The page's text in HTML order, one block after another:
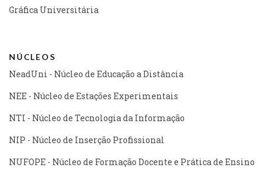
Gráfica Universitária
NÚCLEOS
NeadUni - Núcleo de Educação a Distância
NEE - Núcleo de Estações Experimentais
NTI - Núcleo de Tecnologia da Informação
NIP - Núcleo de Inserção Profissional
NUFOPE - Núcleo de Formação Docente e Prática de Ensino